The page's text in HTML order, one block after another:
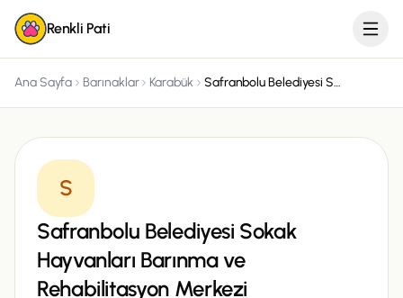
Renkli Pati
Ana Sayfa Barınaklar Karabük Safranbolu Belediyesi Sokak Hayvanları Barınma ve Rehabilitasyon Merkezi
S
Safranbolu Belediyesi Sokak
Hayvanları Barınma ve
Rehabilitasyon Merkezi